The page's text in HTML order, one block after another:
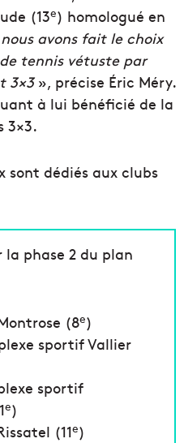
(13e) homologué en
avons fait le choix
tennis vétuste par
3×3», précise Éric Méry.
à lui bénéficié de la
3×3.
sont dédiés aux clubs
la phase 2 du plan
(8e)
sportif Vallier
sportif
e)
(11e)